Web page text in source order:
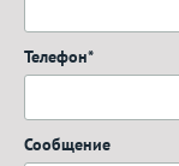
Телефон*
Сообщение